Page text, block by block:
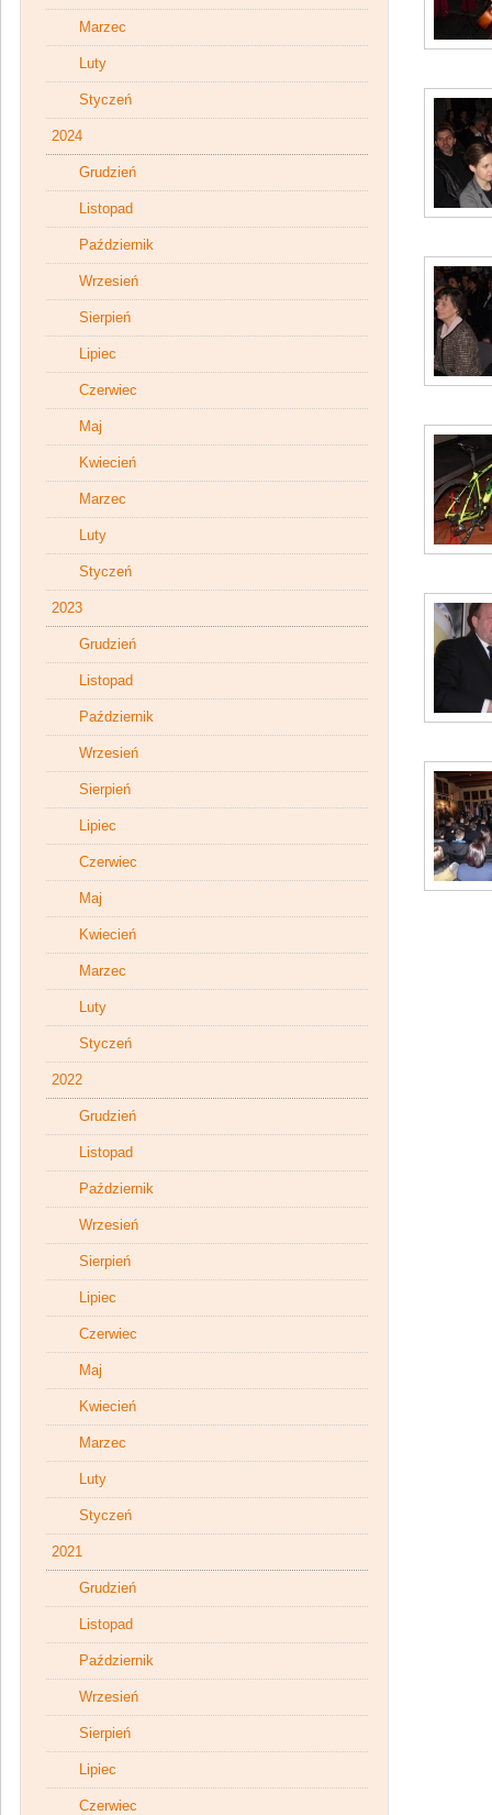
Marzec
Luty
Styczeń
2024
Grudzień
Listopad
Październik
Wrzesień
Sierpień
Lipiec
Czerwiec
Maj
Kwiecień
Marzec
Luty
Styczeń
2023
Grudzień
Listopad
Październik
Wrzesień
Sierpień
Lipiec
Czerwiec
Maj
Kwiecień
Marzec
Luty
Styczeń
2022
Grudzień
Listopad
Październik
Wrzesień
Sierpień
Lipiec
Czerwiec
Maj
Kwiecień
Marzec
Luty
Styczeń
2021
Grudzień
Listopad
Październik
Wrzesień
Sierpień
Lipiec
Czerwiec